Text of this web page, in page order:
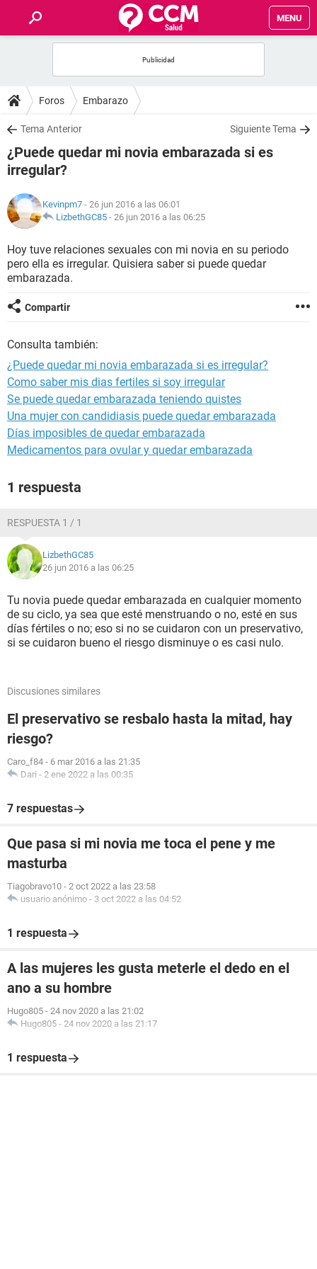
MENU
FOROS
SALUD
FAMILIA
NUTRICIÓN
SEXUALIDAD
GLOSARIO
Foros Embarazo
Tema Anterior Siguiente Tema
¿Puede quedar mi novia embarazada si es
irregular?
Kevinpm7 - 26 jun 2016 a las 06:01
LizbethGC85 - 26 jun 2016 a las 06:25
Hoy tuve relaciones sexuales con mi novia en su periodo
pero ella es irregular. Quisiera saber si puede quedar
embarazada.
Compartir
Consulta también:
¿Puede quedar mi novia embarazada si es irregular?
Como saber mis dias fertiles si soy irregular
Se puede quedar embarazada teniendo quistes
Una mujer con candidiasis puede quedar embarazada
Días imposibles de quedar embarazada
Medicamentos para ovular y quedar embarazada
1 respuesta
RESPUESTA 1 / 1
LizbethGC85
26 jun 2016 a las 06:25
Tu novia puede quedar embarazada en cualquier momento
de su ciclo, ya sea que esté menstruando o no, esté en sus
días fértiles o no; eso si no se cuidaron con un preservativo,
si se cuidaron bueno el riesgo disminuye o es casi nulo.
Discusiones similares
El preservativo se resbalo hasta la mitad, hay
riesgo?
Caro_f84 - 6 mar 2016 a las 21:35
Dari - 2 ene 2022 a las 00:35
7 respuestas
Que pasa si mi novia me toca el pene y me
masturba
Tiagobravo10 - 2 oct 2022 a las 23:58
usuario anónimo - 3 oct 2022 a las 04:52
1 respuesta
A las mujeres les gusta meterle el dedo en el
ano a su hombre
Hugo805 - 24 nov 2020 a las 21:02
Hugo805 - 24 nov 2020 a las 21:17
1 respuesta